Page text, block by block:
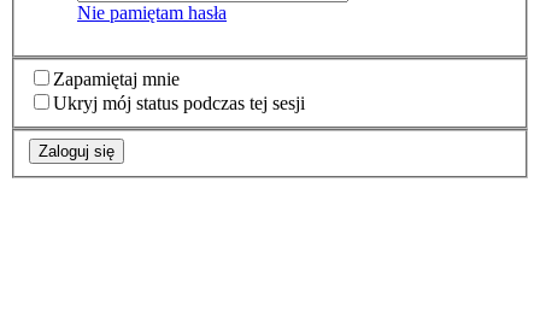
Nie pamiętam hasła
Zapamiętaj mnie
Ukryj mój status podczas tej sesji